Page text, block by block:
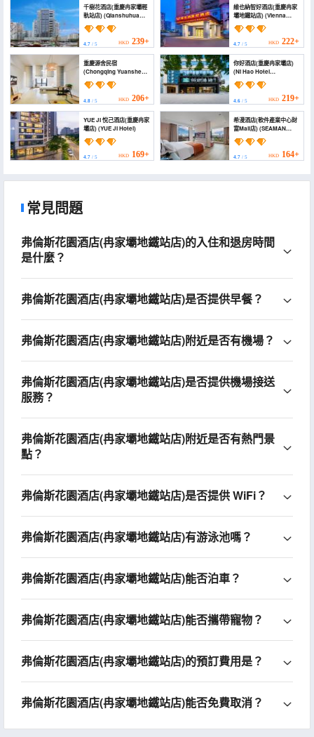
千樹花酒店(重慶冉家壩輕
軌站店) (Qianshuhua
Hotel)
4.7 / 5 HKD 239+
維也納智好酒店(重慶冉家
壩地鐵站店) (Vienna
Classic Hotel
(Chongqing Ranjiaba
Subway Station))
4.7/ 5 HKD 222+
重慶源舍民宿
(Chongqing Yuanshe
Homestay)
4.8 / 5 HKD 206+
你好酒店(重慶冉家壩店)
(Ni Hao Hotel
(Chongqing Ranjiaba))
4.6/ 5 HKD 219+
YUE JI 悅己酒店(重慶冉家
壩店) (YUE JI Hotel)
4.7 / 5 HKD 169+
希漫酒店(軟件產業中心財
富Mall店) (SEAMAN
HOTEL)
4.7/ 5 HKD 164+
常見問題
弗倫斯花園酒店(冉家壩地鐵站店)的入住和退房時間
是什麼？
弗倫斯花園酒店(冉家壩地鐵站店)是否提供早餐？
弗倫斯花園酒店(冉家壩地鐵站店)附近是否有機場？
弗倫斯花園酒店(冉家壩地鐵站店)是否提供機場接送
服務？
弗倫斯花園酒店(冉家壩地鐵站店)附近是否有熱門景
點？
弗倫斯花園酒店(冉家壩地鐵站店)是否提供 WiFi？
弗倫斯花園酒店(冉家壩地鐵站店)有游泳池嗎？
弗倫斯花園酒店(冉家壩地鐵站店)能否泊車？
弗倫斯花園酒店(冉家壩地鐵站店)能否攜帶寵物？
弗倫斯花園酒店(冉家壩地鐵站店)的預訂費用是？
弗倫斯花園酒店(冉家壩地鐵站店)能否免費取消？